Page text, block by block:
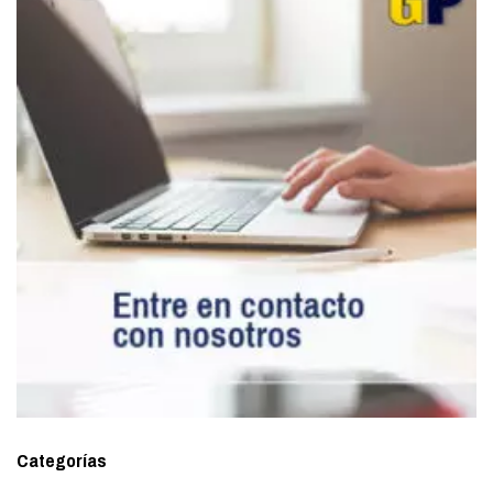
Categorías